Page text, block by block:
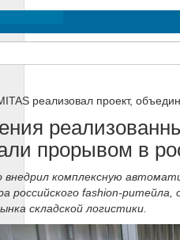
реализовал проект,
прорывом в
внедрил комплексную
российского fashion-
складской логистики.